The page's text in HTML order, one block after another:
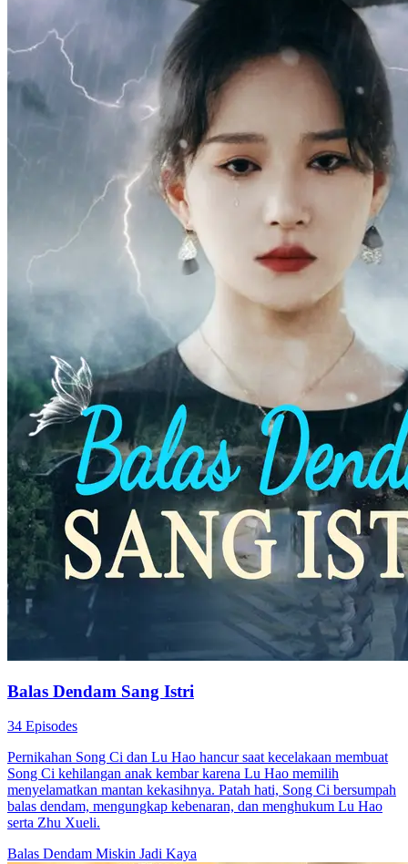
Balas Dendam Sang Istri
34 Episodes
Pernikahan Song Ci dan Lu Hao hancur saat kecelakaan membuat
Song Ci kehilangan anak kembar karena Lu Hao memilih
menyelamatkan mantan kekasihnya. Patah hati, Song Ci bersumpah
balas dendam, mengungkap kebenaran, dan menghukum Lu Hao
serta Zhu Xueli.
Balas Dendam Miskin Jadi Kaya